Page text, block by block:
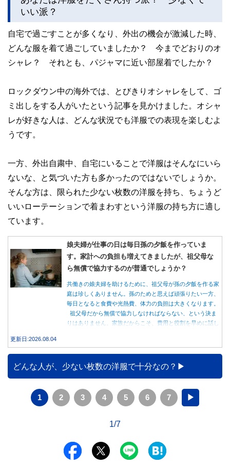
いい派？
自宅で過ごすことが多くなり、外出の機会が激減した時、
どんな服を着て過ごしていましたか？ 今までどおりのオ
シャレ？ それとも、パジャマに近い部屋着でしたか？
ロックダウン中の海外では、とびきりオシャレをして、ゴ
ミ出しをする人がいたという記事を見かけました。オシャ
レが好きな人は、どんな状況でも洋服での表現を楽しむよ
うです。
一方、外出自粛中、自宅にいることで洋服はそんなにいら
ないな、と気づいた方も多かったのではないでしょうか。
そんな方は、限られた少ない枚数の洋服を持ち、ちょうど
いいローテーションで着まわすという洋服の持ち方に適し
ています。
娘夫婦が仕事の日は毎日孫の夕飯を作っていま
す。家計への負担も増えてきましたが、祖父母な
ら無償で協力するのが普通でしょうか？
共働きの娘夫婦を助けるために、祖父母が孫の夕飯を作る家
庭は珍しくありません。孫のためと思えば頑張りたい一方、
毎日となると食費や光熱費、体力の負担は大きくなります。
祖父母だから無償で協力しなければならない、という決ま
りはありません。家族だからこそ、費用と役割を早めに話し
更新日:2026.08.04
どんな人が、少ない枚数の洋服で十分なの？
1 2 3 4 5 6 7 ▶
1/7